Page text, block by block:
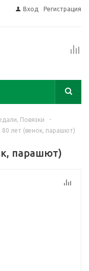
Вход Регистрация
Повязки
-
80 лет (венок, парашют)
парашют)